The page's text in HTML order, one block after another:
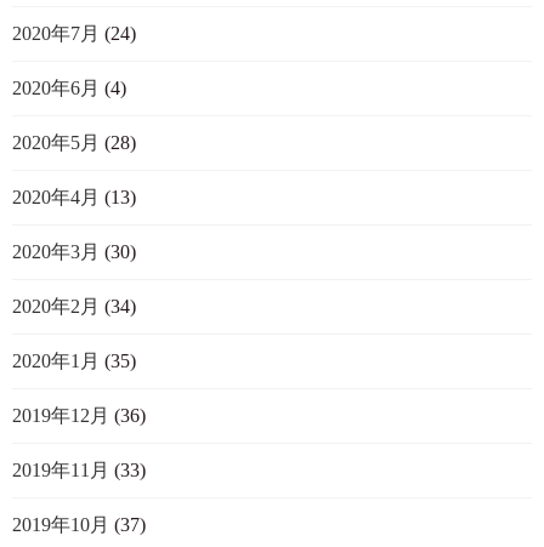
2020年7月 (24)
2020年6月 (4)
2020年5月 (28)
2020年4月 (13)
2020年3月 (30)
2020年2月 (34)
2020年1月 (35)
2019年12月 (36)
2019年11月 (33)
2019年10月 (37)